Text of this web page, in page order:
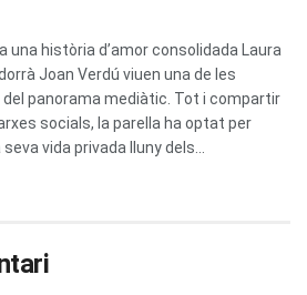
una història d’amor consolidada Laura
Joan Verdú viuen una de les
panorama mediàtic. Tot i compartir
socials, la parella ha optat per
vida privada lluny dels...